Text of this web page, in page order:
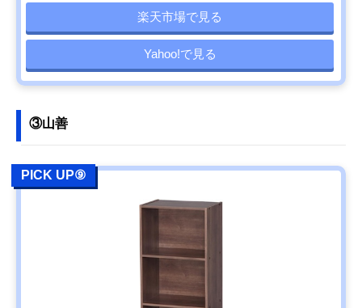
楽天市場で見る
Yahoo!で見る
③山善
PICK UP⑨